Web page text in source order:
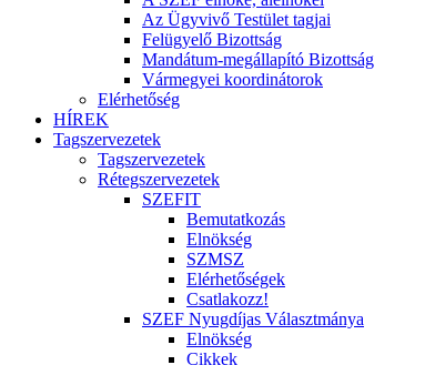
Az Ügyvivő Testület tagjai
Felügyelő Bizottság
Mandátum-megállapító Bizottság
Vármegyei koordinátorok
Elérhetőség
HÍREK
Tagszervezetek
Tagszervezetek
Rétegszervezetek
SZEFIT
Bemutatkozás
Elnökség
SZMSZ
Elérhetőségek
Csatlakozz!
SZEF Nyugdíjas Választmánya
Elnökség
Cikkek